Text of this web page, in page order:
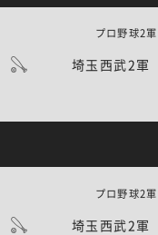
埼玉西武2軍
プロ野球2
埼玉西武2軍
プロ野球2